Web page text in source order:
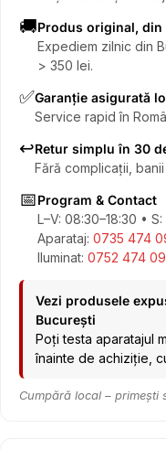
🚚Produs original,
Expediem zilnic din
> 350 lei.
✅Garanție asigurată
Service rapid în
↩️Retur simplu în 30
Fără complicații,
📅Program & Contact
L–V: 08:30–18:30 •
Aparataj: 0735 474
Iluminat: 0752 474
Vezi produsele
București
Poți testa aparatajul
înainte de achiziție,
Cumpără local – primești